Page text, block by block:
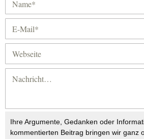
Ihre Argumente, Gedanken oder
kommentierten Beitrag bringen wir ganz